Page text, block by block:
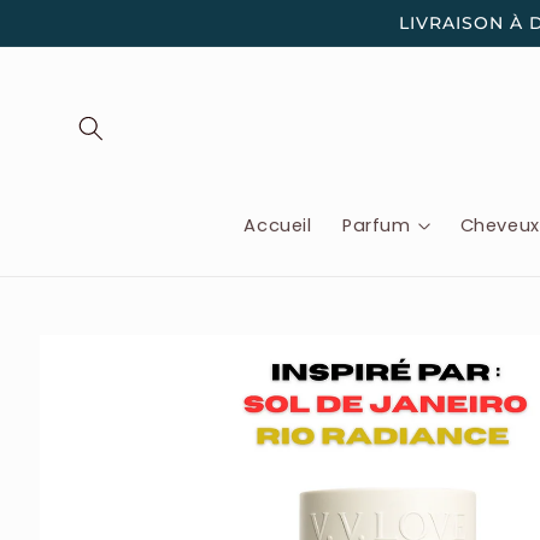
au
LIVRAISON À
Accueil Parfum Cheveux